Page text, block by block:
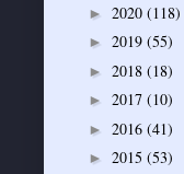
► 2020 (118)
► 2019 (55)
► 2018 (18)
► 2017 (10)
► 2016 (41)
► 2015 (53)